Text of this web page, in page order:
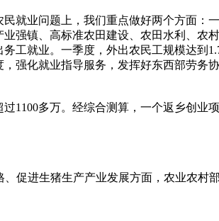
就业问题上，我们重点做好两个方面：
镇、高标准农田建设、农田水利、农
工就业。一季度，外出农民工规模达到
强化就业指导服务，发挥好东西部劳务
多万。经综合测算，一个返乡创业
促进生猪生产产业发展方面，农业农村